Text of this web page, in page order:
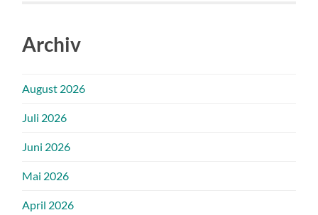
Archiv
August 2026
Juli 2026
Juni 2026
Mai 2026
April 2026